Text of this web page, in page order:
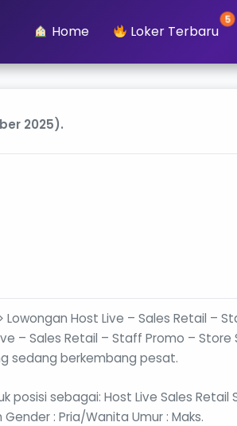
Home Loker Terbaru
5
2025).
Lowongan Host Live – Sales Retail –
– Sales Retail – Staff Promo –
sedang berkembang pesat.
sebagai: Host Live Sales Retail
: Pria/Wanita Umur : Maks.